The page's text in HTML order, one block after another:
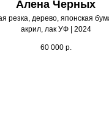
Алена Черных
резка, дерево, японская
акрил, лак УФ | 2024
60 000 р.